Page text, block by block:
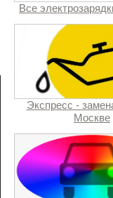
Все
Экспресс -
Москве